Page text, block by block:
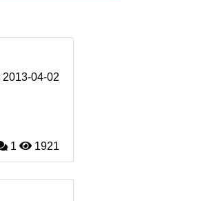
2013-04-02
1 1921